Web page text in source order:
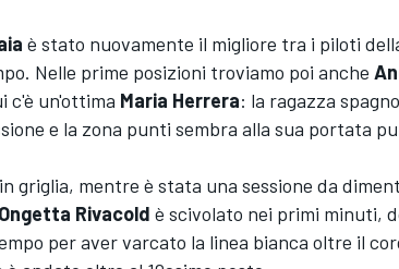
è stato nuovamente il migliore tra i piloti
Nelle prime posizioni troviamo poi anche
c'è un'ottima Maria Herrera: la ragazza
e la zona punti sembra alla sua portata
griglia, mentre è stata una sessione da
Ongetta Rivacold è scivolato nei primi minuti,
per aver varcato la linea bianca oltre il